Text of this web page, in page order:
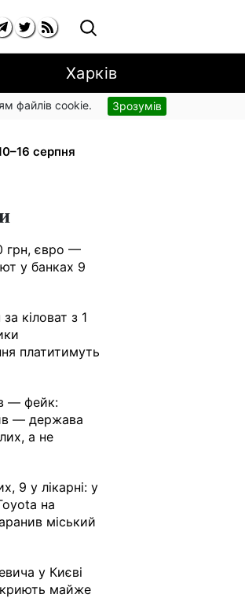
Харків
файлів cookie. Зрозумів
пояснив
серпня
грн, євро —
у банках 9
кіловат з 1
платитимуть
— фейк:
— держава
а не
9 у лікарні: у
на
міський
у Києві
майже